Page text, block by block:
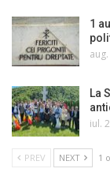
1
La
iul.
PREV NEXT 1